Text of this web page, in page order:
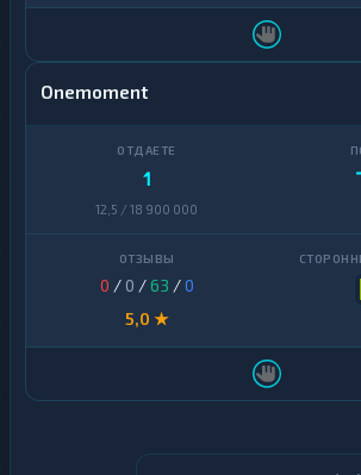
Onemoment
1
12,5 / 18 900 000
0 / 0 /63 /0
5,0 ★